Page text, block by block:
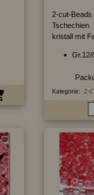
2-cut-
Tschechien
kristall mit
Kategorie: 2-